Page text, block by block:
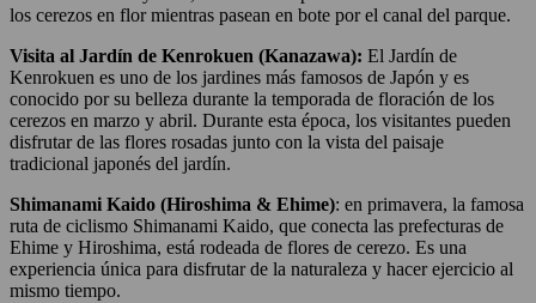
los cerezos en flor mientras pasean en bote por el canal del parque.
Visita al Jardín de Kenrokuen (Kanazawa): El Jardín de
Kenrokuen es uno de los jardines más famosos de Japón y es
conocido por su belleza durante la temporada de floración de los
cerezos en marzo y abril. Durante esta época, los visitantes pueden
disfrutar de las flores rosadas junto con la vista del paisaje
tradicional japonés del jardín.
Shimanami Kaido (Hiroshima & Ehime): en primavera, la famosa
ruta de ciclismo Shimanami Kaido, que conecta las prefecturas de
Ehime y Hiroshima, está rodeada de flores de cerezo. Es una
experiencia única para disfrutar de la naturaleza y hacer ejercicio al
mismo tiempo.